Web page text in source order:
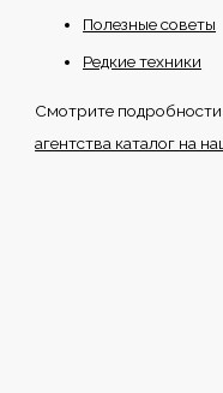
Полезные советы
Редкие техники
Смотрите подробности
агентства каталог на